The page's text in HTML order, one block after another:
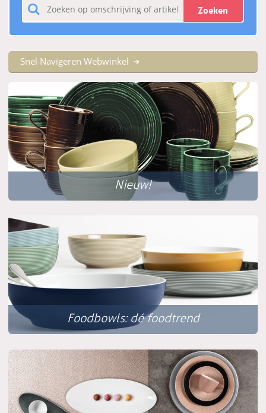
Zoeken
Snel Navigeren Webwinkel
Nieuw!
Foodbowls: dé foodtrend